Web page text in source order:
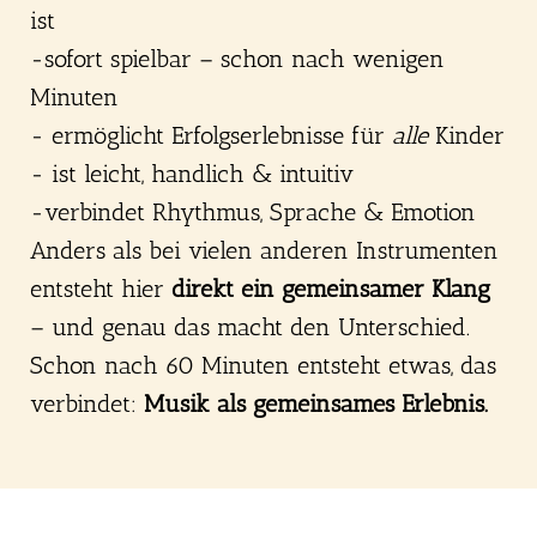
ist
-sofort spiel­bar – schon nach weni­gen
Minu­ten
- ermög­licht Erfolgs­er­leb­nis­se für alleKin­der
- ist leicht, hand­lich & intui­tiv
-ver­bin­det Rhyth­mus, Spra­che & Emo­ti­on
Anders als bei vie­len ande­ren Instru­men­ten
ent­steht hier direkt ein gemein­sa­mer Klang
– und genau das macht den Unter­schied.
Schon nach 60 Minu­ten ent­steht etwas, das
ver­bin­det: Musik als gemein­sa­mes Erleb­nis.